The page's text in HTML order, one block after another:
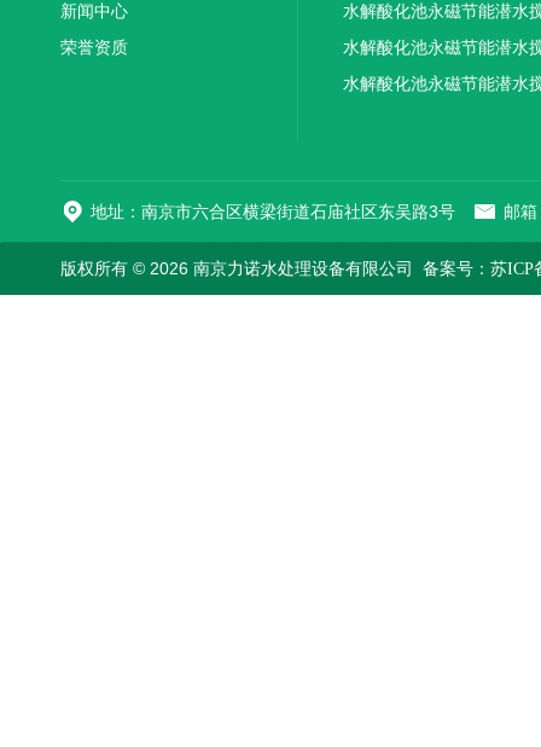
新闻中心
荣誉资质
水解酸化池永磁节能潜水
机厂家供应
水解酸化池永磁节能潜水
机厂家直销
水解酸化池永磁节能潜水
地址：南京市六合区横梁街道石庙社区东吴路3号 邮
版权所有 © 2026 南京力诺水处理设备有限公司 备案号：苏ICP